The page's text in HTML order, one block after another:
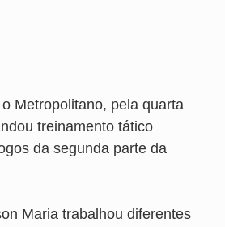
Metropolitano, pela quarta
treinamento tático
da segunda parte da
Maria trabalhou diferentes